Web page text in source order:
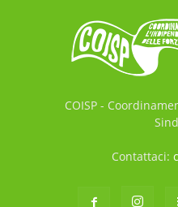
COISP -
Contattaci: